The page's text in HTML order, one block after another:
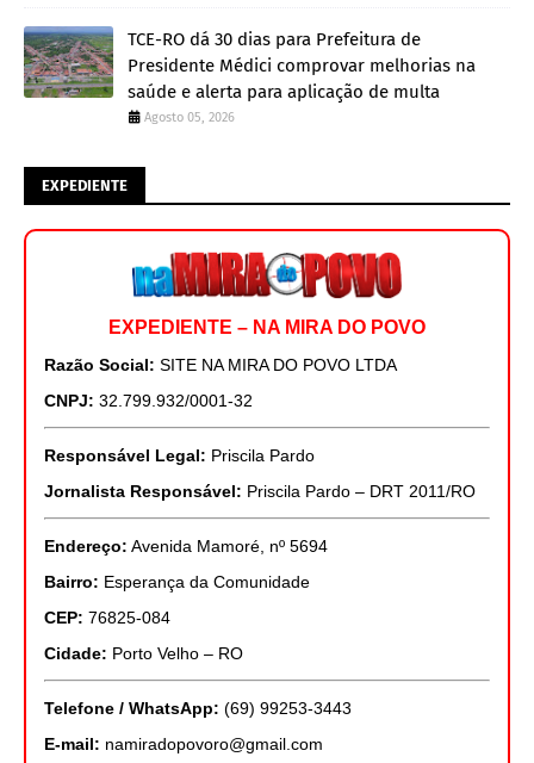
TCE-RO dá 30 dias para Prefeitura de
Presidente Médici comprovar melhorias na
saúde e alerta para aplicação de multa
Agosto 05, 2026
EXPEDIENTE
EXPEDIENTE – NA MIRA DO POVO
Razão Social: SITE NA MIRA DO POVO LTDA
CNPJ: 32.799.932/0001-32
Responsável Legal: Priscila Pardo
Jornalista Responsável: Priscila Pardo – DRT 2011/RO
Endereço: Avenida Mamoré, nº 5694
Bairro: Esperança da Comunidade
CEP: 76825-084
Cidade: Porto Velho – RO
Telefone / WhatsApp: (69) 99253-3443
E-mail: namiradopovoro@gmail.com